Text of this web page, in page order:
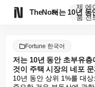
TheNote
제
품
에
전
Fortune 한국어
저는 10년 동안 초부유
것이 주택 시장의 네포
10년 동안 상위 1%를 대